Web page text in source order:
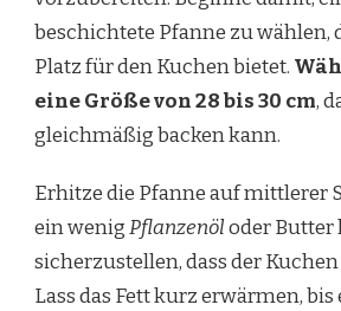
beschichtete Pfanne zu wählen,
Platz für den Kuchen bietet.
eine Größe von 28 bis 30 cm,
gleichmäßig backen kann.
Erhitze die Pfanne auf mittlerer
ein wenigPflanzenöloder Butter
sicherzustellen, dass der
Lass das Fett kurz erwärmen, bis